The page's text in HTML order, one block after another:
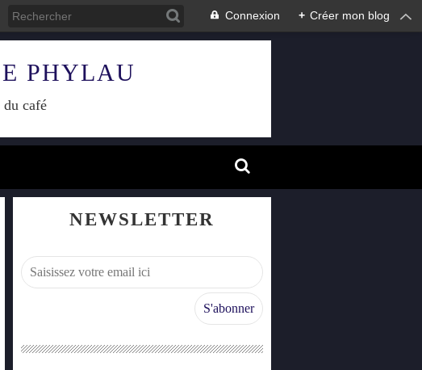
Connexion + Créer mon blog
PHYLAU
du café
NEWSLETTER